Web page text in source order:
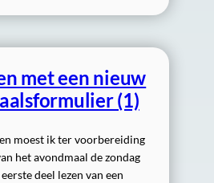
met een nieuw
(1)
moest ik ter voorbereiding
het avondmaal de zondag
deel lezen van een